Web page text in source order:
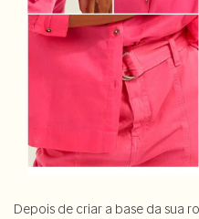
Depois de criar a base da sua